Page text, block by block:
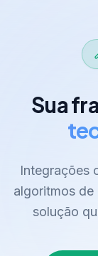
Sua
Integrações
algoritmos
solução